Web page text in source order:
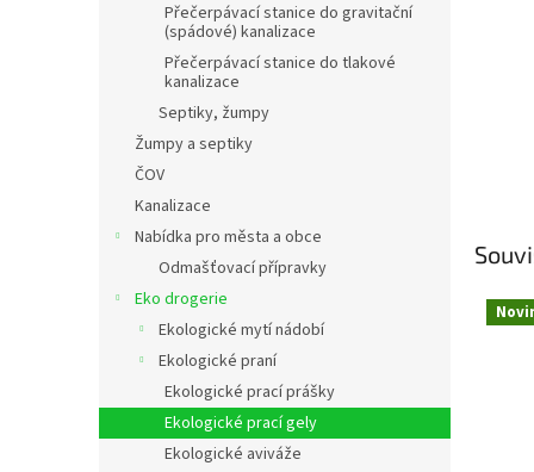
Přečerpávací stanice do gravitační
(spádové) kanalizace
Přečerpávací stanice do tlakové
kanalizace
Septiky, žumpy
Žumpy a septiky
ČOV
Kanalizace
Nabídka pro města a obce
Odmašťovací přípravky
Eko drogerie
Ekologické mytí nádobí
Ekologické praní
Ekologické prací prášky
Ekologické prací gely
Ekologické aviváže